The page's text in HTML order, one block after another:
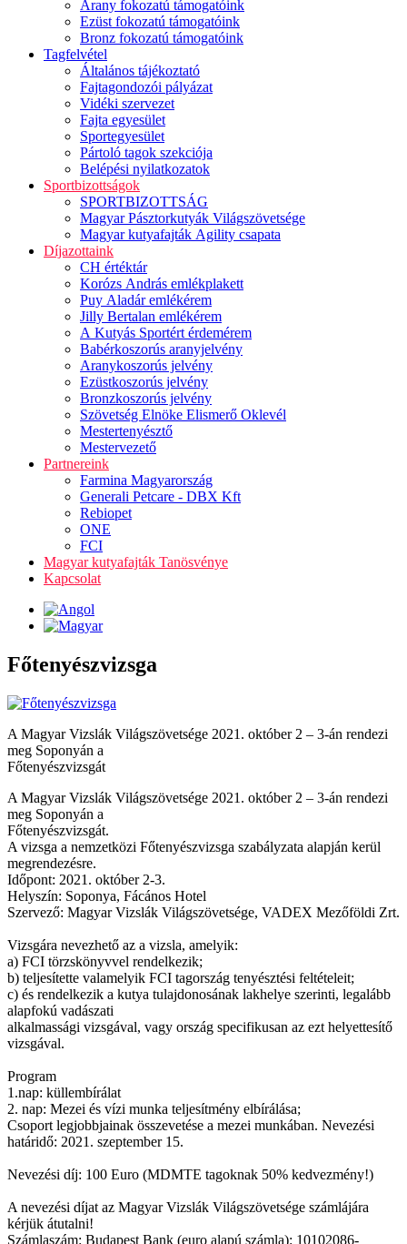
Arany fokozatú támogatóink
Ezüst fokozatú támogatóink
Bronz fokozatú támogatóink
Tagfelvétel
Általános tájékoztató
Fajtagondozói pályázat
Vidéki szervezet
Fajta egyesület
Sportegyesület
Pártoló tagok szekciója
Belépési nyilatkozatok
Sportbizottságok
SPORTBIZOTTSÁG
Magyar Pásztorkutyák Világszövetsége
Magyar kutyafajták Agility csapata
Díjazottaink
CH értéktár
Korózs András emlékplakett
Puy Aladár emlékérem
Jilly Bertalan emlékérem
A Kutyás Sportért érdemérem
Babérkoszorús aranyjelvény
Aranykoszorús jelvény
Ezüstkoszorús jelvény
Bronzkoszorús jelvény
Szövetség Elnöke Elismerő Oklevél
Mestertenyésztő
Mestervezető
Partnereink
Farmina Magyarország
Generali Petcare - DBX Kft
Rebiopet
ONE
FCI
Magyar kutyafajták Tanösvénye
Kapcsolat
Főtenyészvizsga
A Magyar Vizslák Világszövetsége 2021. október 2 – 3-án rendezi
meg Soponyán a
Főtenyészvizsgát
A Magyar Vizslák Világszövetsége 2021. október 2 – 3-án rendezi
meg Soponyán a
Főtenyészvizsgát.
A vizsga a nemzetközi Főtenyészvizsga szabályzata alapján kerül
megrendezésre.
Időpont: 2021. október 2-3.
Helyszín: Soponya, Fácános Hotel
Szervező: Magyar Vizslák Világszövetsége, VADEX Mezőföldi Zrt.
Vizsgára nevezhető az a vizsla, amelyik:
a) FCI törzskönyvvel rendelkezik;
b) teljesítette valamelyik FCI tagország tenyésztési feltételeit;
c) és rendelkezik a kutya tulajdonosának lakhelye szerinti, legalább
alapfokú vadászati
alkalmassági vizsgával, vagy ország specifikusan az ezt helyettesítő
vizsgával.
Program
1.nap: küllembírálat
2. nap: Mezei és vízi munka teljesítmény elbírálása;
Csoport legjobbjainak összevetése a mezei munkában. Nevezési
határidő: 2021. szeptember 15.
Nevezési díj: 100 Euro (MDMTE tagoknak 50% kedvezmény!)
A nevezési díjat az Magyar Vizslák Világszövetsége számlájára
kérjük átutalni!
Számlaszám: Budapest Bank (euro alapú számla): 10102086-